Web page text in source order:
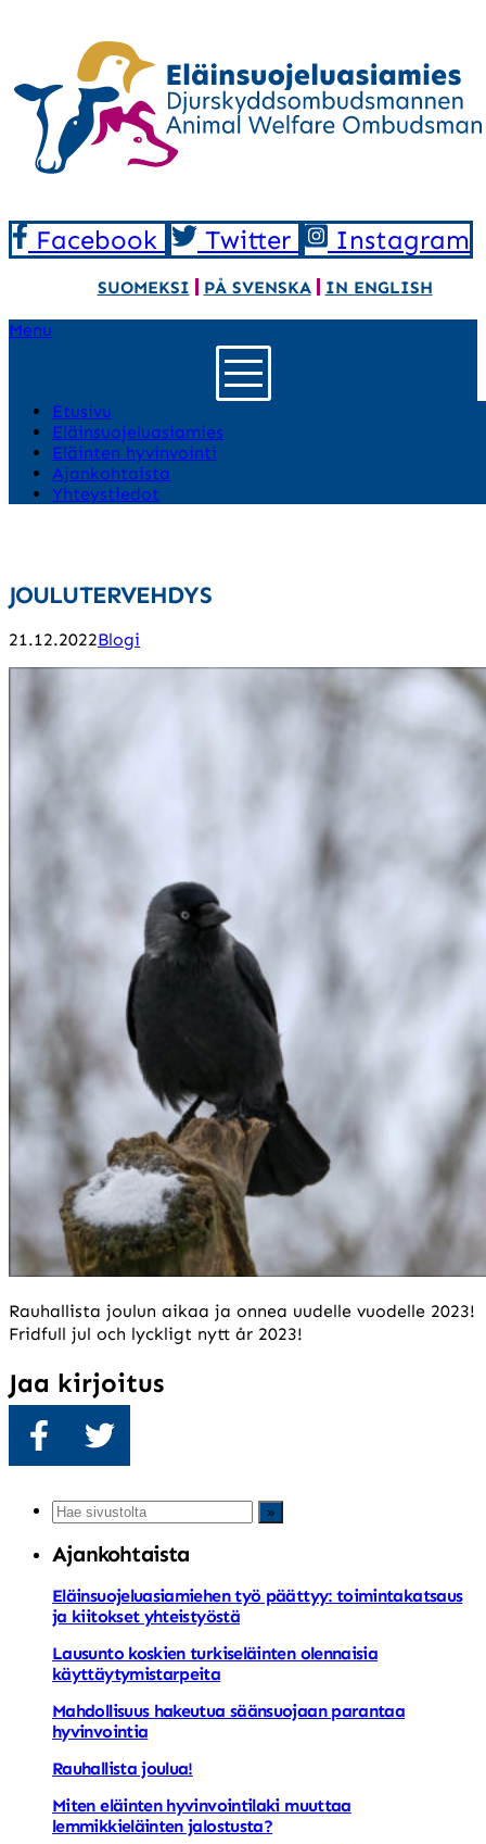
Facebook Twitter Instagram
SUOMEKSI PÅ SVENSKA IN ENGLISH
Menu
Etusivu
Eläinsuojeluasiamies
Eläinten hyvinvointi
Ajankohtaista
Yhteystiedot
JOULUTERVEHDYS
21.12.2022Blogi
Rauhallista joulun aikaa ja onnea uudelle vuodelle 2023!
Fridfull jul och lyckligt nytt år 2023!
Jaa kirjoitus
Twiittaa
Ajankohtaista
Eläinsuojeluasiamiehen työ päättyy: toimintakatsaus
ja kiitokset yhteistyöstä
Lausunto koskien turkiseläinten olennaisia
käyttäytymistarpeita
Mahdollisuus hakeutua säänsuojaan parantaa
hyvinvointia
Rauhallista joulua!
Miten eläinten hyvinvointilaki muuttaa
lemmikkieläinten jalostusta?